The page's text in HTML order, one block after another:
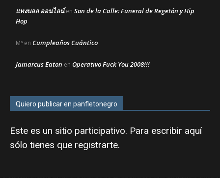
แทงบอล ออนไลน์en Son de la Calle: Funeral de Regetón y Hip
Hop
Mª en Cumpleaños Cuántico
Jamarcus Eaton en Operativo Fuck You 2008!!!
Quiero publicar en panfletonegro
Este es un sitio participativo. Para escribir aquí
sólo tienes que registrarte.